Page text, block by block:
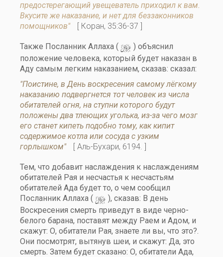
предостерегающий увещеватель приходил к вам.
Вкусите же наказание, и нет для беззаконников
помощников"
[ Коран, 35:36-37 ]
Также Посланник Аллаха ( y ) объяснил
положение человека, который будет наказан в
Аду самым легким наказанием, сказав: сказал:
"Поистине, в День воскресения самому лёгкому
наказанию подвергнется тот человек из числа
обитателей огня, на ступни которого будут
положены два тлеющих уголька, из-за чего мозг
его станет кипеть подобно тому, как кипит
содержимое котла или сосуда с узким
горлышком"
[ Аль-Бухари, 6194. ]
Тем, что добавит наслаждения к наслаждениям
обитателей Рая и несчастья к несчастьям
обитателей Ада будет то, о чем сообщил
Посланник Аллаха ( y ), сказав: В день
Воскресения смерть приведут в виде черно-
белого барана, поставят между Раем и Адом, и
скажут: О, обитатели Рая, знаете ли вы, что это?.
Они посмотрят, вытянув шеи, и скажут: Да, это
смерть. Затем будет сказано: О, обитатели Ада,